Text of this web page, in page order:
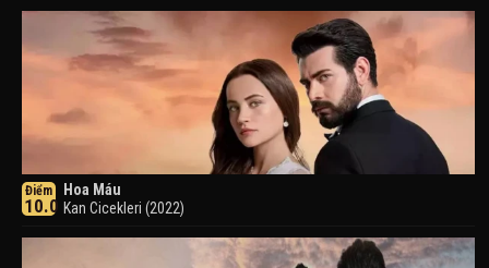
Điểm
10.0
Hoa Máu
Kan Cicekleri (2022)